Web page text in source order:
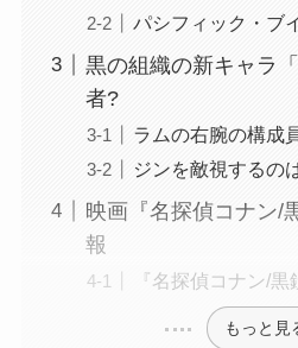
パシフィック・ブ
黒の組織の新キャラ
者?
ラムの右腕の構成
ジンを敵視するの
映画『名探偵コナン/
報
『名探偵コナン/
もっと見